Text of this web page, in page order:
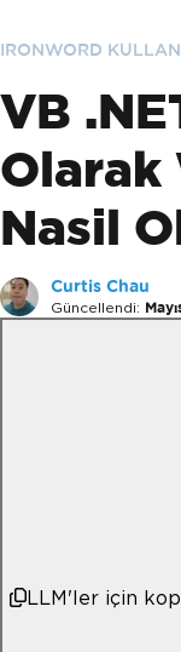
IRONWORD
VB
Olarak
Nasil
Curtis Chau
Güncellendi:
LLM'ler için